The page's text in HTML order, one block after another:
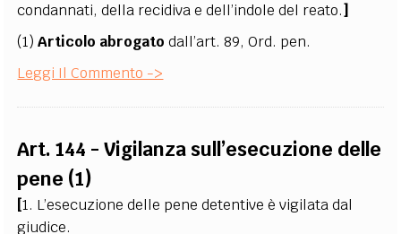
condannati, della recidiva e dell’indole del reato.]
(1)Articolo abrogato dall’art. 89, Ord. pen.
Leggi Il Commento ->
Art. 144 - Vigilanza sull’esecuzione delle
pene (1)
[1. L’esecuzione delle pene detentive è vigilata dal
giudice.